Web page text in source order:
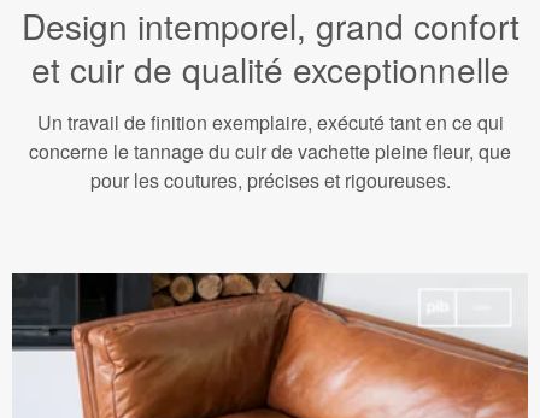
Design intemporel, grand confort
et cuir de qualité exceptionnelle
Un travail de finition exemplaire, exécuté tant en ce qui
concerne le tannage du cuir de vachette pleine fleur, que
pour les coutures, précises et rigoureuses.